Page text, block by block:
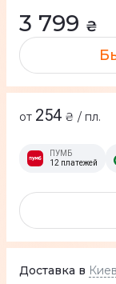
3 799 ₴
от 254 ₴ / пл.
ПУМБ
12 платежей
Доставка в Киев